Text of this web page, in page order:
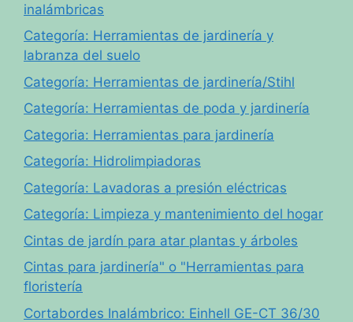
inalámbricas
Categoría: Herramientas de jardinería y
labranza del suelo
Categoría: Herramientas de jardinería/Stihl
Categoría: Herramientas de poda y jardinería
Categoria: Herramientas para jardinería
Categoría: Hidrolimpiadoras
Categoría: Lavadoras a presión eléctricas
Categoría: Limpieza y mantenimiento del hogar
Cintas de jardín para atar plantas y árboles
Cintas para jardinería" o "Herramientas para
floristería
Cortabordes Inalámbrico: Einhell GE-CT 36/30